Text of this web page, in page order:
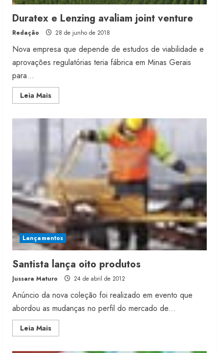
Duratex e Lenzing avaliam joint venture
Redação 28 de junho de 2018
Nova empresa que depende de estudos de viabilidade e
aprovações regulatórias teria fábrica em Minas Gerais
para...
Leia MaisRead
more
Lenzing
avaliam
venture
Lançamentos
Santista lança oito produtos
Jussara Maturo 24 de abril de 2012
Anúncio da nova coleção foi realizado em evento que
abordou as mudanças no perfil do mercado de...
Leia MaisRead
more